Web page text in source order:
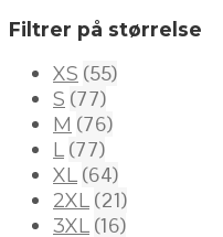
Filtrer på størrelse
XS (55)
S (77)
M (76)
L (77)
XL (64)
2XL (21)
3XL (16)